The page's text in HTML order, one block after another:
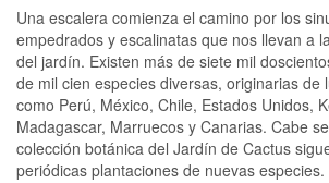
Una escalera comienza el camino por los
empedrados y escalinatas que nos llevan a
del jardín. Existen más de siete mil
de mil cien especies diversas, originarias de
como Perú, México, Chile, Estados Unidos,
Madagascar, Marruecos y Canarias. Cabe
colección botánica del Jardín de Cactus
periódicas plantaciones de nuevas especies.